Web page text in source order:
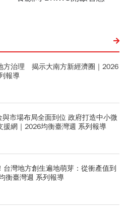
方治理 揭示大南方新經濟圈｜2026
報導
與市場布局全面到位 政府打造中小微
援網｜2026均衡臺灣週 系列報導
台灣地方創生遍地萌芽：從衝產值到
衡臺灣週 系列報導